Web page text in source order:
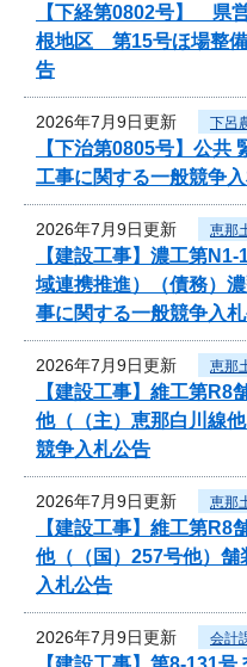
【下経第0802号】 県
根地区 第15号ほ場整
告
2026年7月9日更新 下呂
【下治第0805号】公
工事に関する一般競争
2026年7月9日更新 恵那
【建設工事】濃工第
域連携推進）（債務）
事に関する一般競争入
2026年7月9日更新 恵那
【建設工事】維工第
他（（主）恵那白川線
競争入札公告
2026年7月9日更新 恵那
【建設工事】維工第
他（（国）257号他）
入札公告
2026年7月9日更新 会計